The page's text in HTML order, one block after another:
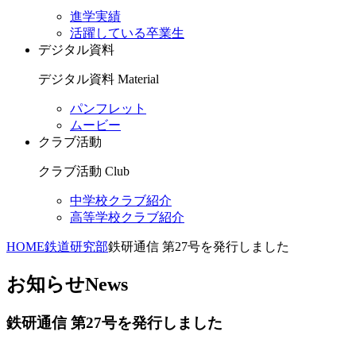
進学実績
活躍している卒業生
デジタル資料
デジタル資料 Material
パンフレット
ムービー
クラブ活動
クラブ活動 Club
中学校クラブ紹介
高等学校クラブ紹介
HOME鉄道研究部鉄研通信 第27号を発行しました
お知らせNews
鉄研通信 第27号を発行しました